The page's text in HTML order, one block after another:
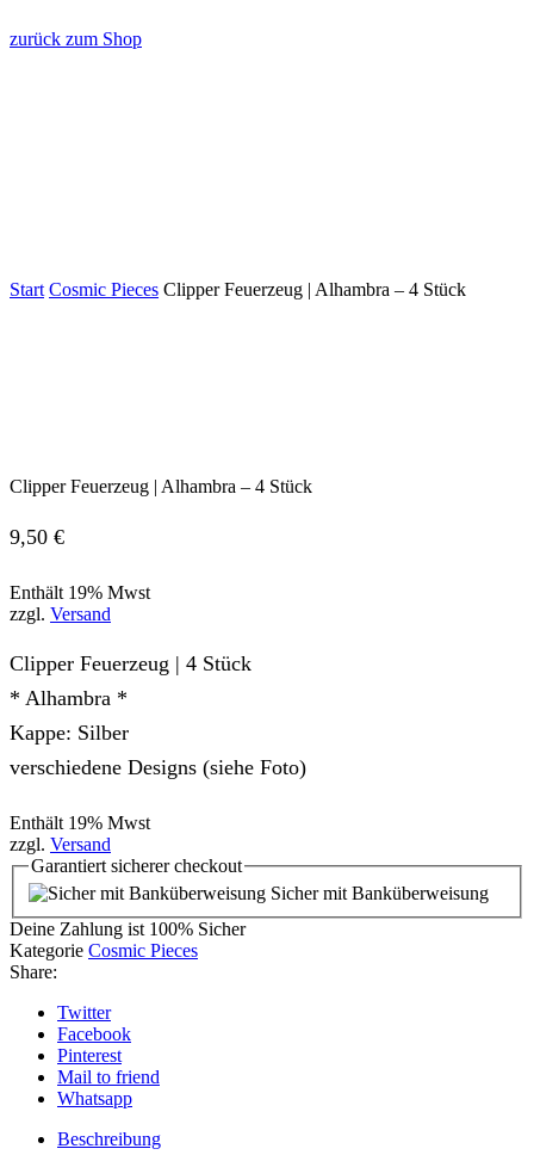
zurück zum Shop
Start Cosmic Pieces Clipper Feuerzeug | Alhambra – 4 Stück
Clipper Feuerzeug | Alhambra – 4 Stück
9,50 €
Enthält 19% Mwst
zzgl. Versand
Clipper Feuerzeug | 4 Stück
* Alhambra *
Kappe: Silber
verschiedene Designs (siehe Foto)
Enthält 19% Mwst
zzgl. Versand
Garantiert sicherercheckout
Sicher mit Banküberweisung
Deine Zahlung ist 100% Sicher
Kategorie Cosmic Pieces
Share:
Twitter
Facebook
Pinterest
Mail to friend
Whatsapp
Beschreibung